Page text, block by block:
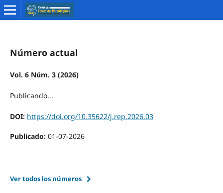
Número actual
Vol. 6 Núm. 3 (2026)
Publicando...
DOI: https://doi.org/10.35622/j.rep.2026.03
Publicado: 01-07-2026
Ver todos los números